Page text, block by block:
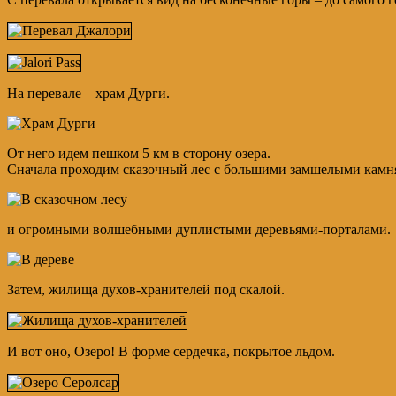
На перевале – храм Дурги.
От него идем пешком 5 км в сторону озера.
Сначала проходим сказочный лес с большими замшелыми
и огромными волшебными дуплистыми деревьями-порталами.
Затем, жилища духов-хранителей под скалой.
И вот оно, Озеро! В форме сердечка, покрытое льдом.